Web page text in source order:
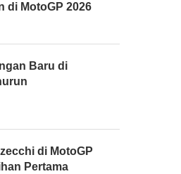
di MotoGP 2026
Baru di
di MotoGP
Pertama